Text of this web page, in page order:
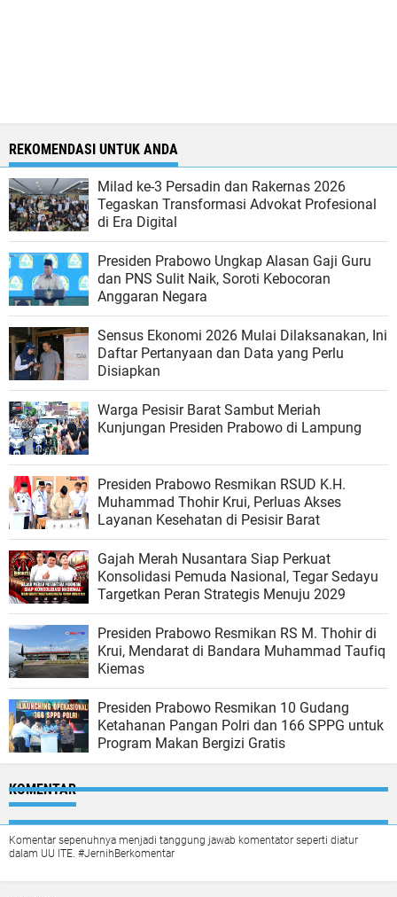
REKOMENDASI UNTUK ANDA
Milad ke-3 Persadin dan Rakernas 2026
Tegaskan Transformasi Advokat Profesional
di Era Digital
Presiden Prabowo Ungkap Alasan Gaji Guru
dan PNS Sulit Naik, Soroti Kebocoran
Anggaran Negara
Sensus Ekonomi 2026 Mulai Dilaksanakan, Ini
Daftar Pertanyaan dan Data yang Perlu
Disiapkan
Warga Pesisir Barat Sambut Meriah
Kunjungan Presiden Prabowo di Lampung
Presiden Prabowo Resmikan RSUD K.H.
Muhammad Thohir Krui, Perluas Akses
Layanan Kesehatan di Pesisir Barat
Gajah Merah Nusantara Siap Perkuat
Konsolidasi Pemuda Nasional, Tegar Sedayu
Targetkan Peran Strategis Menuju 2029
Presiden Prabowo Resmikan RS M. Thohir di
Krui, Mendarat di Bandara Muhammad Taufiq
Kiemas
Presiden Prabowo Resmikan 10 Gudang
Ketahanan Pangan Polri dan 166 SPPG untuk
Program Makan Bergizi Gratis
KOMENTAR
Komentar sepenuhnya menjadi tanggung jawab komentator seperti diatur
dalam UU ITE. #JernihBerkomentar